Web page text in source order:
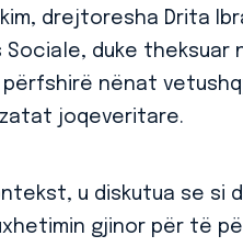
drejtoresha Drita
Sociale, duke
përfshirë nënat
joqeveritare.
u diskutua se si
gjinor për të